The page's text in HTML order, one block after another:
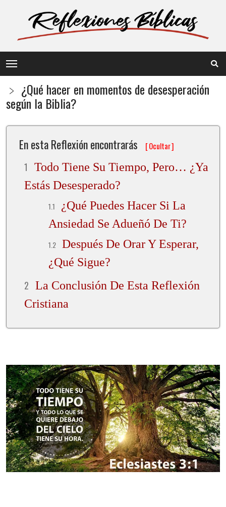
﹥ ¿Qué hacer en momentos de desesperación
según la Biblia?
En esta Reflexión encontrarás [Ocultar]
Todo Tiene Su Tiempo, Pero… ¿ya
Estás Desesperado?
¿Qué Puedes Hacer Si La
Ansiedad Se Adueñó De Ti?
Después De Orar Y Esperar,
¿Qué Sigue?
La Conclusión De Esta Reflexión
Cristiana